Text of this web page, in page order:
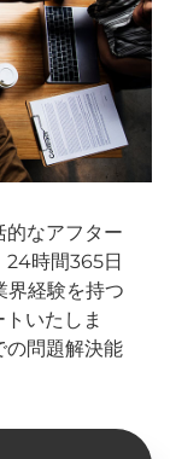
的なアフター
24時間365日
界経験を持つ
いたしま
の問題解決能